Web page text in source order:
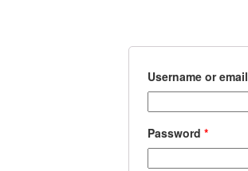
Username or email
Password *